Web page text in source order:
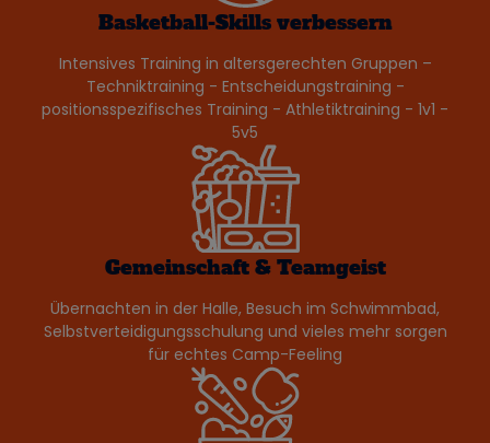
Basketball-Skills verbessern
Intensives Training in altersgerechten Gruppen –
Techniktraining - Entscheidungstraining -
positionsspezifisches Training - Athletiktraining - 1v1 -
5v5
Gemeinschaft & Teamgeist
Übernachten in der Halle, Besuch im Schwimmbad,
Selbstverteidigungsschulung und vieles mehr sorgen
für echtes Camp-Feeling